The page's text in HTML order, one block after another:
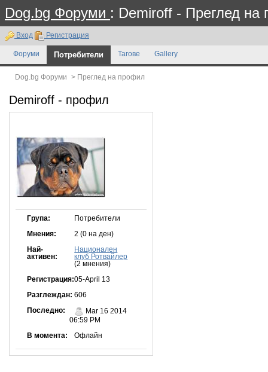
Dog.bg Форуми : Demiroff - Преглед на
Вход Регистрация
Форуми Потребители Тагове Gallery
Dog.bg Форуми > Преглед на профил
Demiroff - профил
Група: Потребители
Мнения: 2 (0 на ден)
Най-
активен:
Национален
клуб Ротвайлер
(2 мнения)
Регистрация:05-April 13
Разглеждан: 606
Последно:
Mar 16 2014
06:59 PM
В момента: Офлайн